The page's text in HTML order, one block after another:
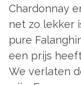
Chardonnay
net zo lekker
pure
een prijs
We verlaten